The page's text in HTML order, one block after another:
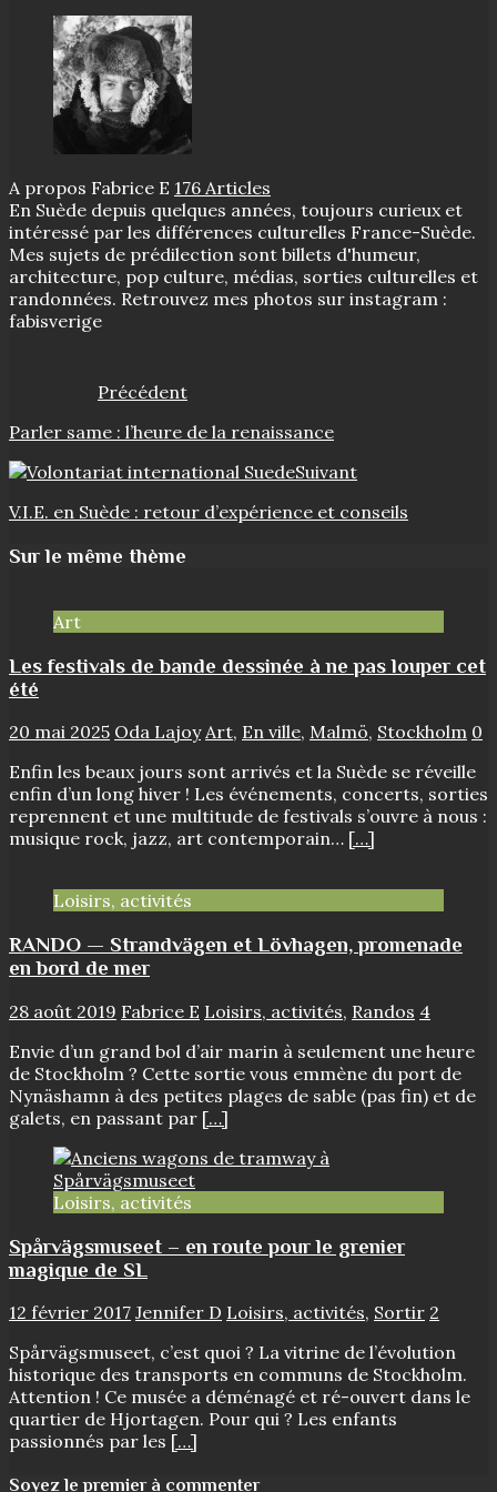
A propos Fabrice E 176 Articles
En Suède depuis quelques années, toujours curieux et
intéressé par les différences culturelles France-Suède.
Mes sujets de prédilection sont billets d'humeur,
architecture, pop culture, médias, sorties culturelles et
randonnées. Retrouvez mes photos sur instagram :
fabisverige
Précédent
Parler same : l’heure de la renaissance
Suivant
V.I.E. en Suède : retour d’expérience et conseils
Sur le même thème
Art
Les festivals de bande dessinée à ne pas louper cet
été
20 mai 2025 Oda Lajoy Art, En ville, Malmö, Stockholm 0
Enfin les beaux jours sont arrivés et la Suède se réveille
enfin d’un long hiver ! Les événements, concerts, sorties
reprennent et une multitude de festivals s’ouvre à nous :
musique rock, jazz, art contemporain… […]
Loisirs, activités
RANDO — Strandvägen et Lövhagen, promenade
en bord de mer
28 août 2019 Fabrice E Loisirs, activités, Randos 4
Envie d’un grand bol d’air marin à seulement une heure
de Stockholm ? Cette sortie vous emmène du port de
Nynäshamn à des petites plages de sable (pas fin) et de
galets, en passant par […]
Loisirs, activités
Spårvägsmuseet – en route pour le grenier
magique de SL
12 février 2017 Jennifer D Loisirs, activités, Sortir 2
Spårvägsmuseet, c’est quoi ? La vitrine de l’évolution
historique des transports en communs de Stockholm.
Attention ! Ce musée a déménagé et ré-ouvert dans le
quartier de Hjortagen. Pour qui ? Les enfants
passionnés par les […]
Soyez le premier à commenter